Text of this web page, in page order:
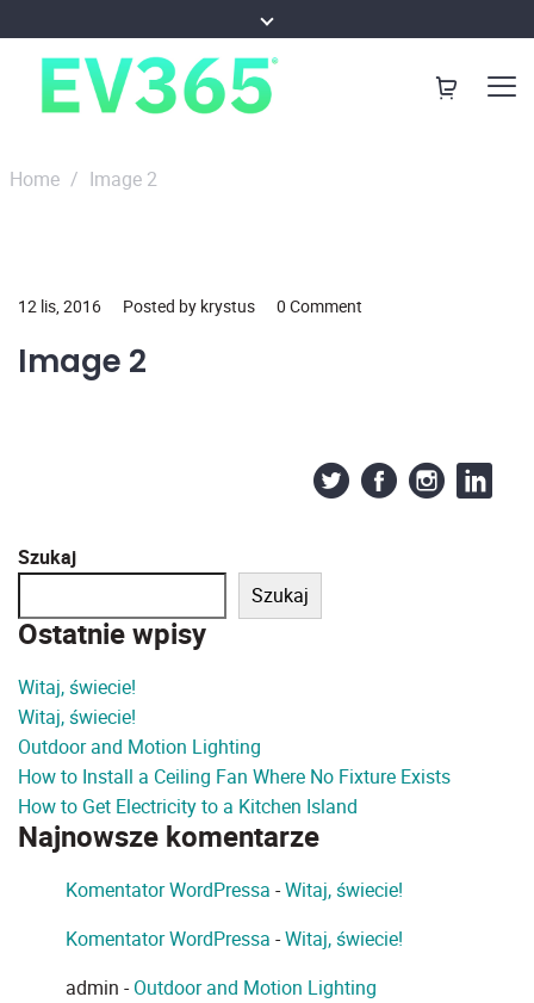
Home / Image 2
12 lis, 2016 Posted by krystus 0 Comment
Image 2
Szukaj
Szukaj
Ostatnie wpisy
Witaj, świecie!
Witaj, świecie!
Outdoor and Motion Lighting
How to Install a Ceiling Fan Where No Fixture Exists
How to Get Electricity to a Kitchen Island
Najnowsze komentarze
Komentator WordPressa -Witaj, świecie!
Komentator WordPressa -Witaj, świecie!
admin -Outdoor and Motion Lighting